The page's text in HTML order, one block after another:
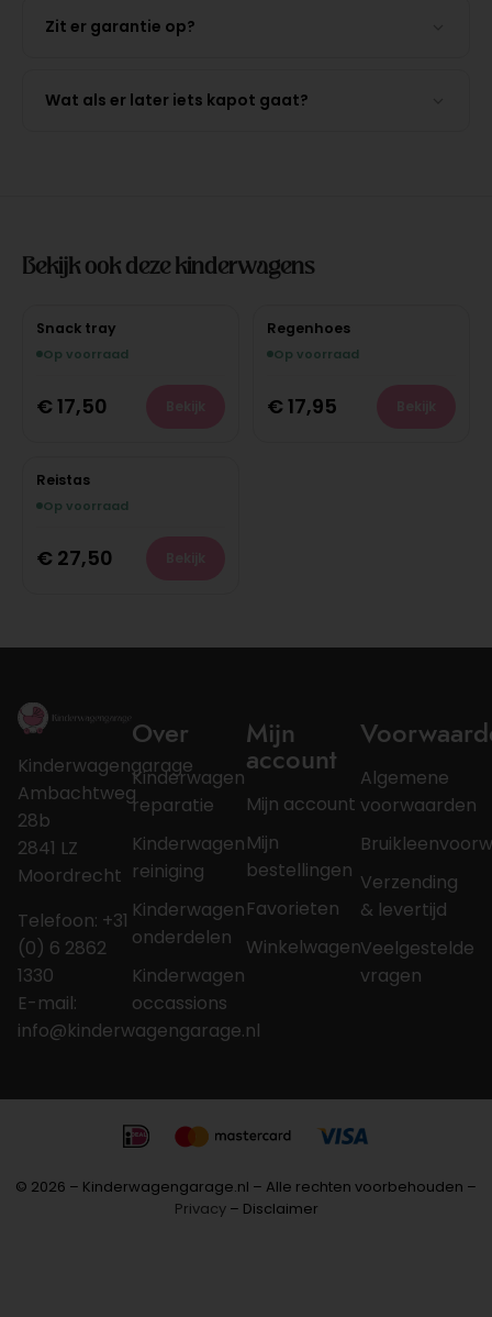
Zit er garantie op?
Wat als er later iets kapot gaat?
Bekijk ook deze kinderwagens
Snack tray
Op voorraad
€ 17,50
Regenhoes
Op voorraad
€ 17,95
Reistas
Op voorraad
€ 27,50
Kinderwagengarage
Ambachtweg
28b
2841 LZ
Moordrecht
Telefoon: +31
(0) 6 2862
1330
E-mail:
info@kinderwagengarage.nl
Over
Kinderwagen
reparatie
Kinderwagen
reiniging
Kinderwagen
onderdelen
Kinderwagen
occassions
Mijn
account
Mijn account
Mijn
bestellingen
Favorieten
Winkelwagen
Algemene
voorwaarden
Verzending
& levertijd
Veelgestelde
vragen
© 2026 – Kinderwagengarage.nl – Alle rechten voorbehouden –
Privacy– Disclaimer